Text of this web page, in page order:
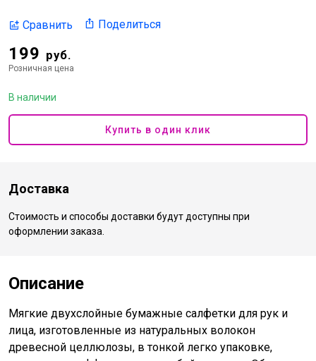
Сравнить Поделиться
199 руб.
Розничная цена
В наличии
Купить в один клик
Доставка
Стоимость и способы доставки будут доступны при
оформлении заказа.
Описание
Мягкие двухслойные бумажные салфетки для рук и
лица, изготовленные из натуральных волокон
древесной целлюлозы, в тонкой легко упаковке,